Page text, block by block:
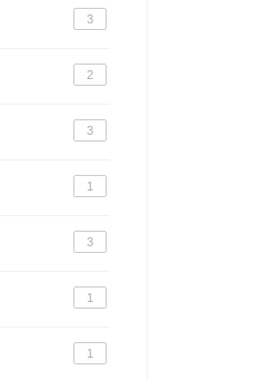
3
2
3
1
3
1
1